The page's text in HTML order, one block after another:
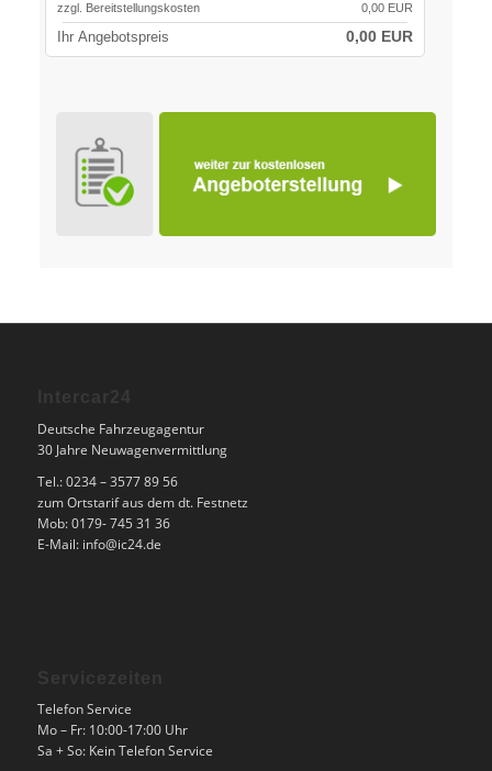
zzgl. Bereitstellungskosten
0,00 EUR
Ihr Angebotspreis 0,00 EUR
Deutsche Fahrzeugagentur
30 Jahre Neuwagenvermittlung
Tel.: 0234 – 3577 89 56
zum Ortstarif aus dem dt. Festnetz
Mob: 0179- 745 31 36
E-Mail: info@ic24.de
Telefon Service
Mo – Fr: 10:00-17:00 Uhr
Sa + So: Kein Telefon Service